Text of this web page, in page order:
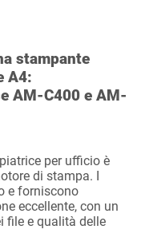
stampante
A4:
AM-C400 e AM-
per ufficio è
di stampa. I
e forniscono
eccellente, con un
file e qualità delle